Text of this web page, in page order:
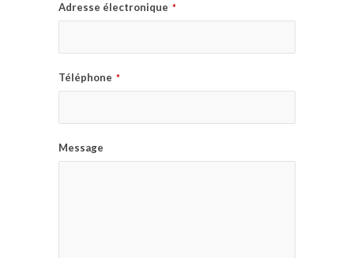
Adresse électronique *
Téléphone *
Message